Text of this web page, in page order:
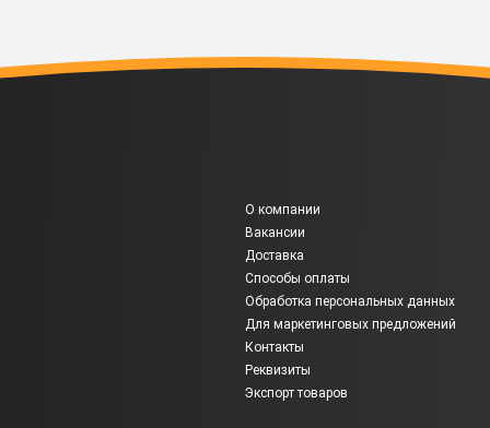
О компании
Вакансии
Доставка
Способы оплаты
Обработка персональных данных
Для маркетинговых предложений
Контакты
Реквизиты
Экспорт товаров